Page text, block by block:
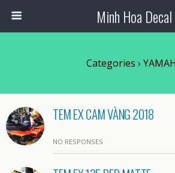
Minh Hoa Decal
Categories ›
TEM EX CAM VÀNG 2018
NO RESPONSES